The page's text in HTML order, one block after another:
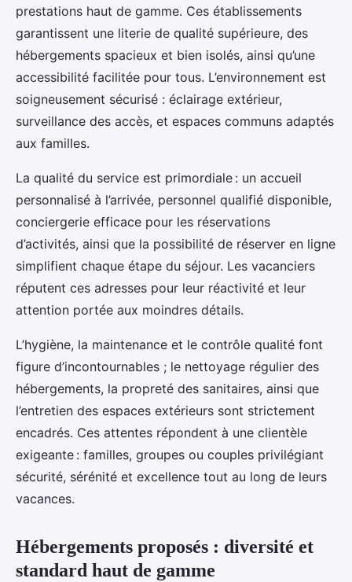
prestations haut de gamme. Ces établissements
garantissent une literie de qualité supérieure, des
hébergements spacieux et bien isolés, ainsi qu’une
accessibilité facilitée pour tous. L’environnement est
soigneusement sécurisé : éclairage extérieur,
surveillance des accès, et espaces communs adaptés
aux familles.
La qualité du service est primordiale : un accueil
personnalisé à l’arrivée, personnel qualifié disponible,
conciergerie efficace pour les réservations
d’activités, ainsi que la possibilité de réserver en ligne
simplifient chaque étape du séjour. Les vacanciers
réputent ces adresses pour leur réactivité et leur
attention portée aux moindres détails.
L’hygiène, la maintenance et le contrôle qualité font
figure d’incontournables ; le nettoyage régulier des
hébergements, la propreté des sanitaires, ainsi que
l’entretien des espaces extérieurs sont strictement
encadrés. Ces attentes répondent à une clientèle
exigeante : familles, groupes ou couples privilégiant
sécurité, sérénité et excellence tout au long de leurs
vacances.
Hébergements proposés : diversité et
standard haut de gamme